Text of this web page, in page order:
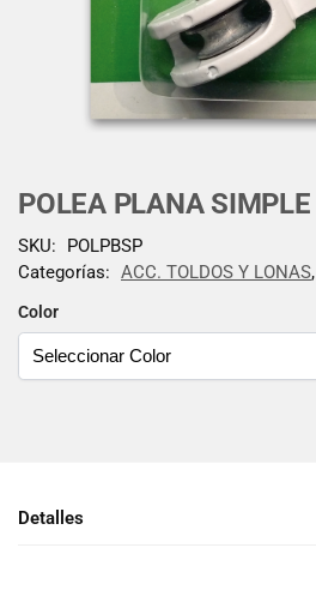
POLEA PLANA SIMPLE
Color
SKU:
POLPBSP
Categorías: ACC. TOLDOS Y LONAS,
Detalles